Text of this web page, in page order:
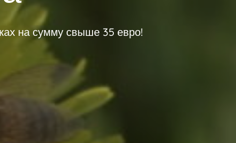
на сумму свыше 35 евро!